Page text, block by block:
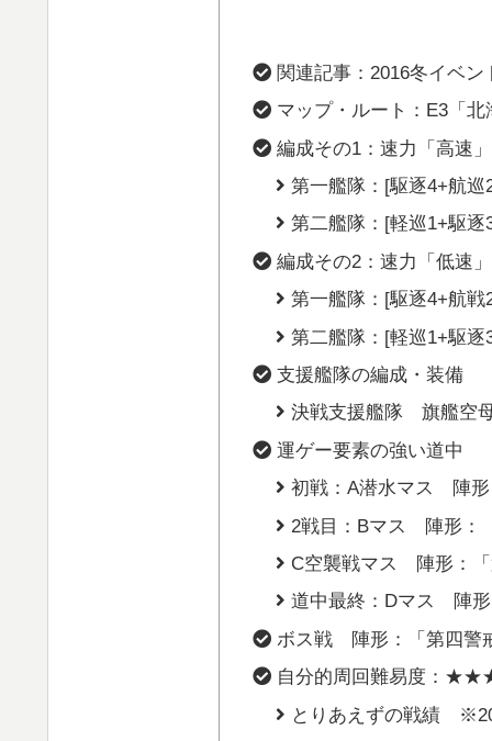
関連記事：2016冬イベ
マップ・ルート：E3「
編成その1：速力「高速
第一艦隊：[駆逐4+航巡
第二艦隊：[軽巡1+駆逐
編成その2：速力「低速
第一艦隊：[駆逐4+航戦
第二艦隊：[軽巡1+駆逐
支援艦隊の編成・装備
決戦支援艦隊 旗艦空
運ゲー要素の強い道中
初戦：A潜水マス 陣形
2戦目：Bマス 陣形：
C空襲戦マス 陣形：
道中最終：Dマス 陣形
ボス戦 陣形：「第四警
自分的周回難易度：
とりあえずの戦績